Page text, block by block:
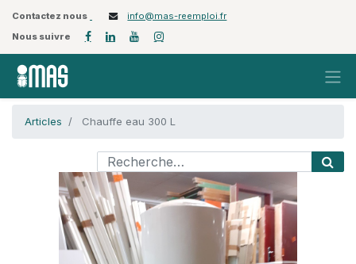
Contactez nous
info@mas-reemploi.fr
Nous suivre
Articles Chauffe eau 300 L